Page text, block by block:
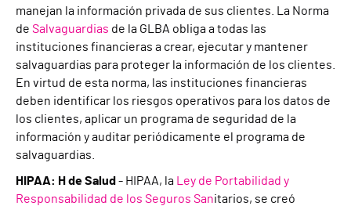
manejan la información privada de sus clientes. La Norma
de Salvaguardias de la GLBA obliga a todas las
instituciones financieras a crear, ejecutar y mantener
salvaguardias para proteger la información de los clientes.
En virtud de esta norma, las instituciones financieras
deben identificar los riesgos operativos para los datos de
los clientes, aplicar un programa de seguridad de la
información y auditar periódicamente el programa de
salvaguardias.
HIPAA: H de Salud - HIPAA, la
Ley de Portabilidad y
Responsabilidad de los Seguros Sanitarios, se creó